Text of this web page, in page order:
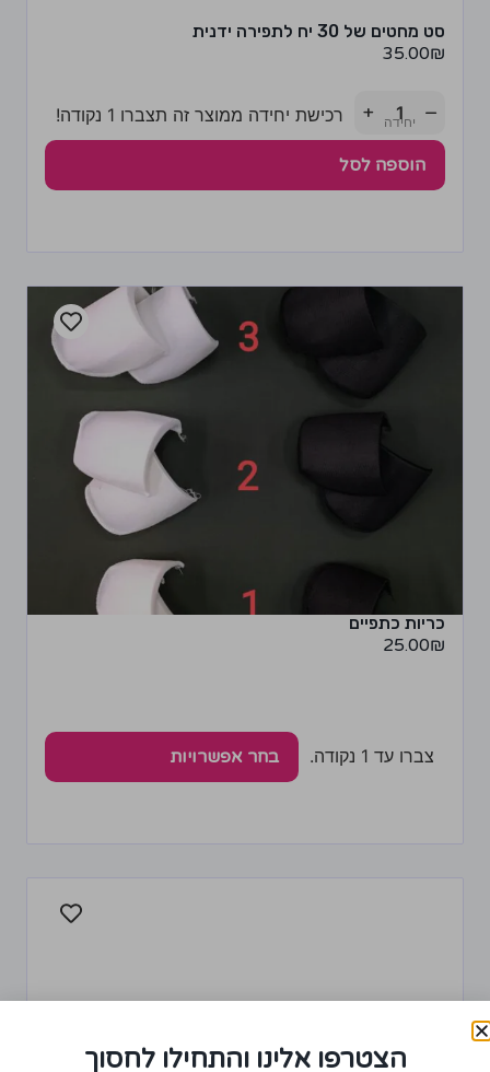
סט מחטים של 30 יח לתפירה ידנית
35.00₪
−
+ רכישת יחידה ממוצר זה תצברו 1 נקודה!
הוספה לסל
כריות כתפיים
25.00₪
צברו עד 1 נקודה. בחר אפשרויות
הצטרפו אלינו והתחילו לחסוך